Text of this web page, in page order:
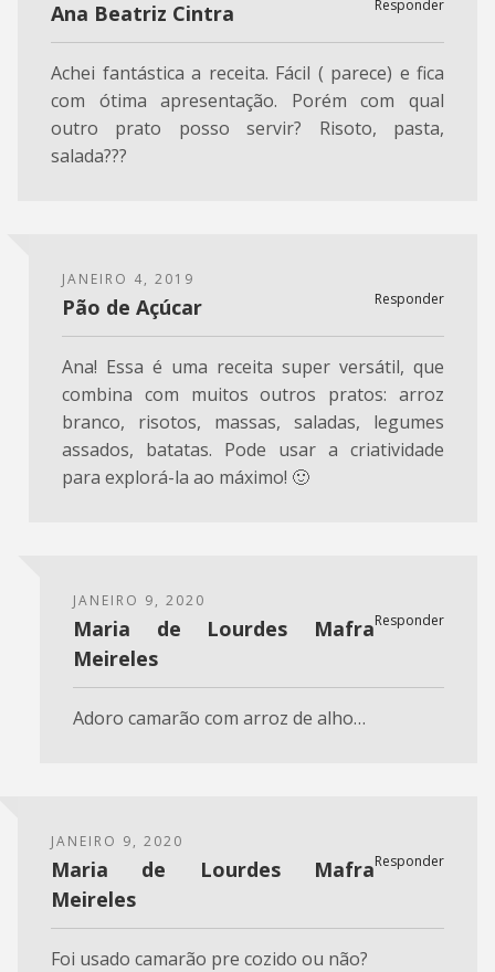
Responder
Ana Beatriz Cintra
Achei fantástica a receita. Fácil ( parece) e fica
com ótima apresentação. Porém com qual
outro prato posso servir? Risoto, pasta,
salada???
JANEIRO 4, 2019
Responder
Pão de Açúcar
Ana! Essa é uma receita super versátil, que
combina com muitos outros pratos: arroz
branco, risotos, massas, saladas, legumes
assados, batatas. Pode usar a criatividade
para explorá-la ao máximo! 🙂
JANEIRO 9, 2020
Responder
Maria de Lourdes Mafra
Meireles
Adoro camarão com arroz de alho…
JANEIRO 9, 2020
Responder
Maria de Lourdes Mafra
Meireles
Foi usado camarão pre cozido ou não?